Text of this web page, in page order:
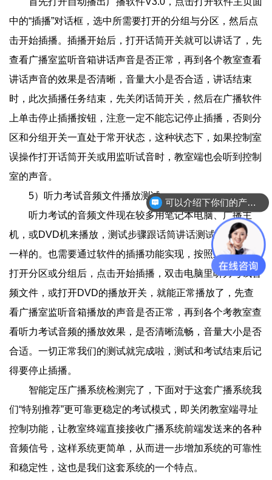
中的“插播”对话框，选中所需要打开的分组与分区，然后点
击开始插播。插播开始后，打开话筒开关就可以讲话了，先
查看广播室监听音箱讲话声音是否正常，再到各个教室查看
讲话声音的效果是否清晰，音量大小是否合适，讲话结束
时，此次插播任务结束，先关闭话筒开关，然后在广播软件
上单击停止插播按钮，注意一定不能忘记停止插播，否则分
区和分组开关一直处于常开状态，这种状态下，如果控制室
误操作打开话筒开关或用监听试音时，教室端也会听到控制
室的声音。
5）听力考试音频文件播放测试：
听力考试的音频文件现在较多用笔记本电脑、广播主
机，或DVD机来播放，测试步骤跟话筒讲话测试的步骤是
一样的。也需要通过软件的插播功能实现，按照上面的方法
打开分区或分组后，点击开始插播，双击电脑里听力考试音
频文件，或打开DVD的播放开关，就能正常播放了，先查
看广播室监听音箱播放的声音是否正常，再到各个考教室查
看听力考试音频的播放效果，是否清晰流畅，音量大小是否
合适。一切正常我们的测试就完成啦，测试和考试结束后记
得要停止插播。
智能定压广播系统检测完了，下面对于这套广播系统我
们“特别推荐”更可靠更稳定的考试模式，即关闭教室端寻址
控制功能，让教室终端直接接收广播系统前端发送来的各种
音频信号，这样系统更简单，从而进一步增加系统的可靠性
和稳定性，这也是我们这套系统的一个特点。
可以介绍下你们的产品么？